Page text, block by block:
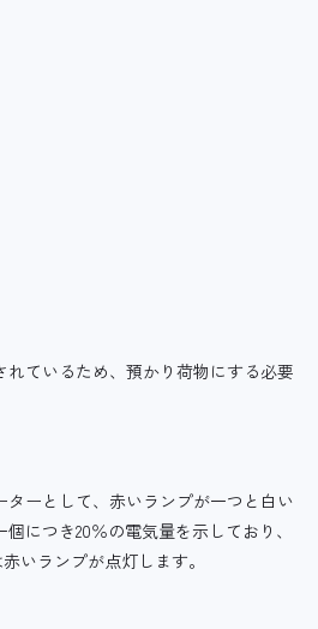
ているため、預かり荷物にする必要
ーとして、赤いランプが一つと白い
につき20％の電気量を示しており、
いランプが点灯します。